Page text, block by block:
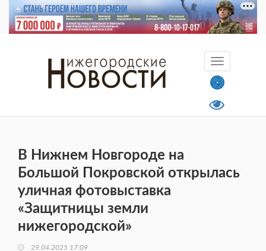
В Нижнем Новгороде на
Большой Покровской открылась
уличная фотовыставка
«Защитницы земли
нижегородской»
29.04.2025 17:09